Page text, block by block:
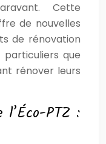
Cette
de nouvelles
de rénovation
que
rénover leurs
PTZ :